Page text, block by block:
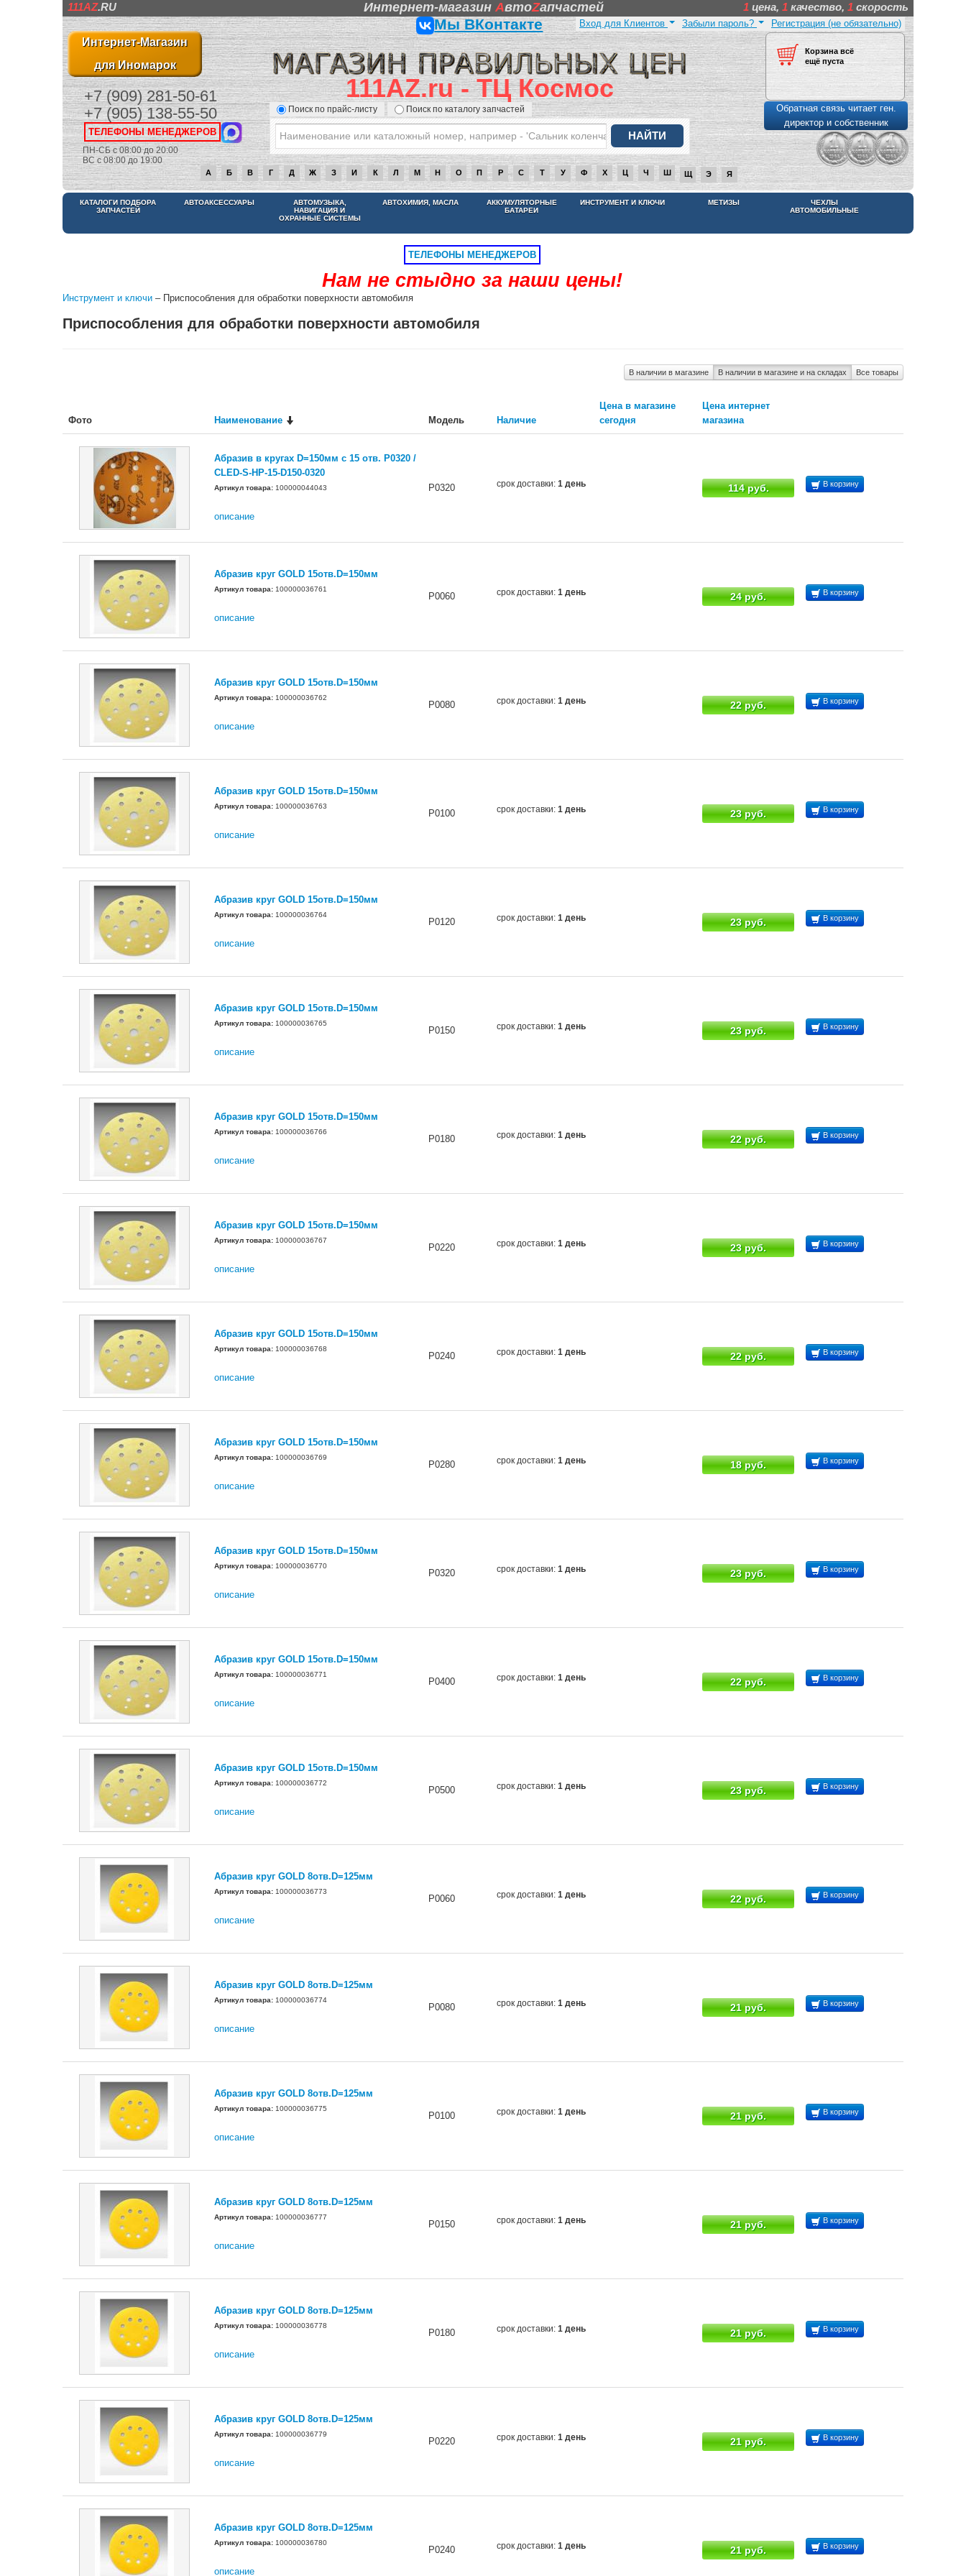
111AZ.RU Интернет-магазинAвтоZапчастей 1 цена, 1 качество, 1 скорость
Интернет-Магазин
для Иномарок
+7 (909) 281-50-61
+7 (905) 138-55-50
ТЕЛЕФОНЫ МЕНЕДЖЕРОВ
ПН-СБ с 08:00 до 20:00
ВС с 08:00 до 19:00
Мы ВКонтакте
111AZ.ru - ТЦ Космос
Поиск по прайс-листу Поиск по каталогу запчастей
Регистрация (не обязательно)
Забыли пароль?
Вход для Клиентов
Корзина всё
ещё пуста
Обратная связь читает ген.
директор и собственник
А Б В Г Д Ж З И К Л М Н О П Р С Т У Ф Х Ц Ч Ш Щ Э Я
НАМ НЕ СТЫДНО ЗА НАШИ ЦЕНЫ
КАТАЛОГИ ПОДБОРА
ЗАПЧАСТЕЙ
АВТОАКСЕССУАРЫ
АВТОМУЗЫКА,
НАВИГАЦИЯ И
ОХРАННЫЕ СИСТЕМЫ
АВТОХИМИЯ, МАСЛА
АККУМУЛЯТОРНЫЕ
БАТАРЕИ
ИНСТРУМЕНТ И КЛЮЧИ МЕТИЗЫ
ЧЕХЛЫ
АВТОМОБИЛЬНЫЕ
ТЕЛЕФОНЫ МЕНЕДЖЕРОВ
Нам не стыдно за наши цены!
Инструмент и ключи – Приспособления для обработки поверхности автомобиля
Приспособления для обработки поверхности автомобиля
В наличии в магазине В наличии в магазине и на складах Все товары
Фото Наименование Модель Наличие
Цена в магазине
сегодня
Цена интернет
магазина
Абразив в кругах D=150мм с 15 отв. P0320 /
CLED-S-HP-15-D150-0320
Артикул товара: 100000044043
описание
P0320 срок доставки: 1 день 114 руб. В корзину
Абразив круг GOLD 15отв.D=150мм
Артикул товара: 100000036761
описание
P0060 срок доставки: 1 день 24 руб. В корзину
Абразив круг GOLD 15отв.D=150мм
Артикул товара: 100000036762
описание
P0080 срок доставки: 1 день 22 руб. В корзину
Абразив круг GOLD 15отв.D=150мм
Артикул товара: 100000036763
описание
P0100 срок доставки: 1 день 23 руб. В корзину
Абразив круг GOLD 15отв.D=150мм
Артикул товара: 100000036764
описание
P0120 срок доставки: 1 день 23 руб. В корзину
Абразив круг GOLD 15отв.D=150мм
Артикул товара: 100000036765
описание
P0150 срок доставки: 1 день 23 руб. В корзину
Абразив круг GOLD 15отв.D=150мм
Артикул товара: 100000036766
описание
P0180 срок доставки: 1 день 22 руб. В корзину
Абразив круг GOLD 15отв.D=150мм
Артикул товара: 100000036767
описание
P0220 срок доставки: 1 день 23 руб. В корзину
Абразив круг GOLD 15отв.D=150мм
Артикул товара: 100000036768
описание
P0240 срок доставки: 1 день 22 руб. В корзину
Абразив круг GOLD 15отв.D=150мм
Артикул товара: 100000036769
описание
P0280 срок доставки: 1 день 18 руб. В корзину
Абразив круг GOLD 15отв.D=150мм
Артикул товара: 100000036770
описание
P0320 срок доставки: 1 день 23 руб. В корзину
Абразив круг GOLD 15отв.D=150мм
Артикул товара: 100000036771
описание
P0400 срок доставки: 1 день 22 руб. В корзину
Абразив круг GOLD 15отв.D=150мм
Артикул товара: 100000036772
описание
P0500 срок доставки: 1 день 23 руб. В корзину
Абразив круг GOLD 8отв.D=125мм
Артикул товара: 100000036773
описание
P0060 срок доставки: 1 день 22 руб. В корзину
Абразив круг GOLD 8отв.D=125мм
Артикул товара: 100000036774
описание
P0080 срок доставки: 1 день 21 руб. В корзину
Абразив круг GOLD 8отв.D=125мм
Артикул товара: 100000036775
описание
P0100 срок доставки: 1 день 21 руб. В корзину
Абразив круг GOLD 8отв.D=125мм
Артикул товара: 100000036777
описание
P0150 срок доставки: 1 день 21 руб. В корзину
Абразив круг GOLD 8отв.D=125мм
Артикул товара: 100000036778
описание
P0180 срок доставки: 1 день 21 руб. В корзину
Абразив круг GOLD 8отв.D=125мм
Артикул товара: 100000036779
описание
P0220 срок доставки: 1 день 21 руб. В корзину
Абразив круг GOLD 8отв.D=125мм
Артикул товара: 100000036780
описание
P0240 срок доставки: 1 день 21 руб. В корзину